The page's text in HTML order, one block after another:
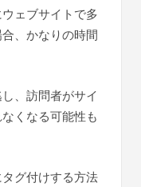
ェブサイトで多
、かなりの時間
、訪問者がサイ
くなる可能性も
グ付けする方法